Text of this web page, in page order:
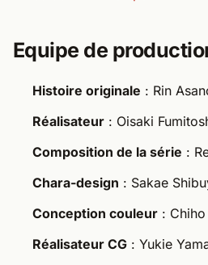
Equipe de
Histoire originale : Rin
Réalisateur : Oisaki
Composition de la série :
Chara-design : Sakae
Conception couleur :
Réalisateur CG : Yukie